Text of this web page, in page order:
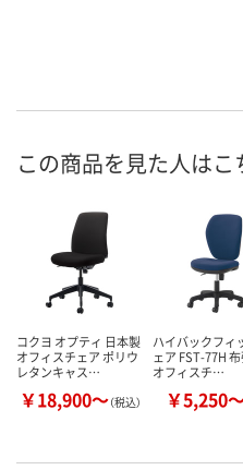
この商品を見た人は
コクヨ オプティ 日本製
オフィスチェア ポリウ
レタンキャス…
￥18,900～（税込）
ハイバックフィ
ェア FST-77H
オフィスチ…
￥5,250